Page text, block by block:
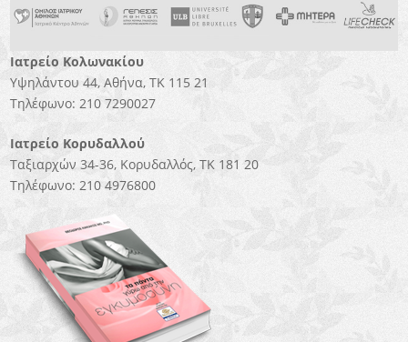
Ιατρείο Κολωνακίου
Υψηλάντου 44, Αθήνα, ΤΚ 115 21
Τηλέφωνο: 210 7290027
Ιατρείο Κορυδαλλού
Tαξιαρχών 34-36, Κορυδαλλός, ΤΚ 181 20
Τηλέφωνο: 210 4976800